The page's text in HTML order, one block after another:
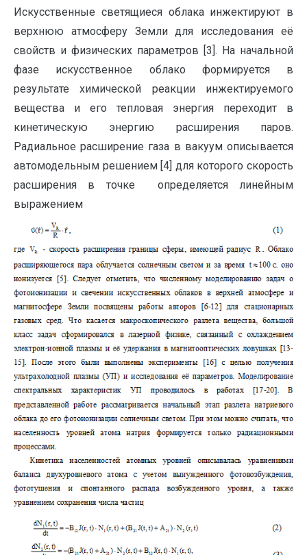
Искусственные светящиеся облака инжектируют в
верхнюю атмосферу Земли для исследования её
свойств и физических параметров [3]. На начальной
фазе искусственное облако формируется в
результате химической реакции инжектируемого
вещества и его тепловая энергия переходит в
кинетическую энергию расширения паров.
Радиальное расширение газа в вакуум описывается
автомодельным решением [4] для которого скорость
расширения в точке определяется линейным
выражением